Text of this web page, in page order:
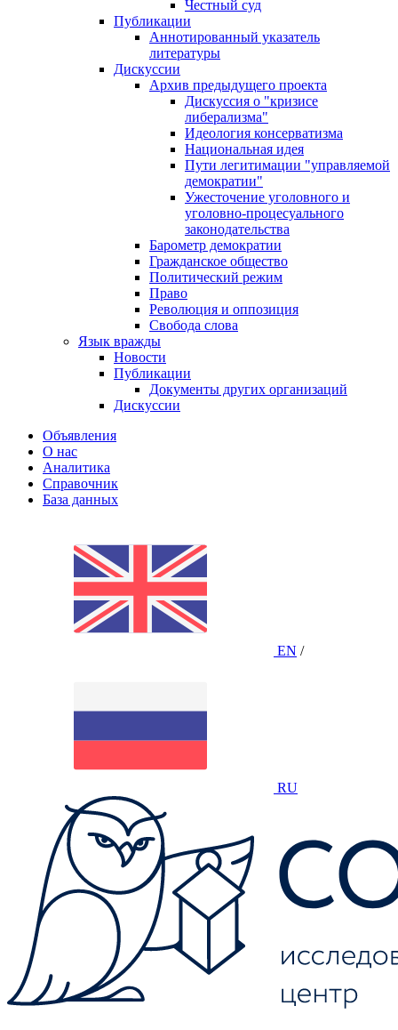
Честный суд
Публикации
Аннотированный указатель
литературы
Дискуссии
Архив предыдущего проекта
Дискуссия о "кризисе
либерализма"
Идеология консерватизма
Национальная идея
Пути легитимации "управляемой
демократии"
Ужесточение уголовного и
уголовно-процесуального
законодательства
Барометр демократии
Гражданское общество
Политический режим
Право
Революция и оппозиция
Свобода слова
Язык вражды
Новости
Публикации
Документы других организаций
Дискуссии
Объявления
О нас
Аналитика
Справочник
База данных
EN /
RU